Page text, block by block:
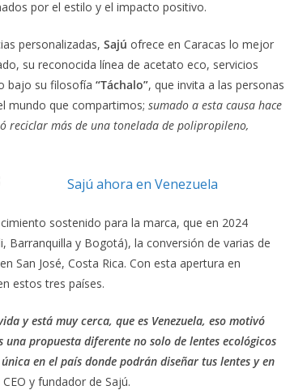
por el estilo y el impacto positivo.
personalizadas, Sajú ofrece en Caracas lo mejor
su reconocida línea de acetato eco, servicios
bajo su filosofía “Táchalo”, que invita a las personas
mundo que compartimos; sumado a esta causa hace
reciclar más de una tonelada de polipropileno,
sostenido para la marca, que en 2024
Barranquilla y Bogotá), la conversión de varias de
San José, Costa Rica. Con esta apertura en
estos tres países.
y está muy cerca, que es Venezuela, eso motivó
propuesta diferente no solo de lentes ecológicos
en el país donde podrán diseñar tus lentes y en
y fundador de Sajú.